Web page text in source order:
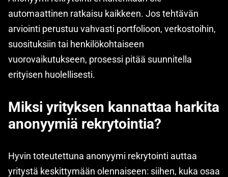
automaattinen ratkaisu kaikkeen. Jos tehtävän
arviointi perustuu vahvasti portfolioon, verkostoihin,
suosituksiin tai henkilökohtaiseen
vuorovaikutukseen, prosessi pitää suunnitella
erityisen huolellisesti.
Miksi yrityksen kannattaa harkita
anonyymiä rekrytointia?
Hyvin toteutettuna anonyymi rekrytointi auttaa
yritystä keskittymään olennaiseen: siihen, kuka osaa